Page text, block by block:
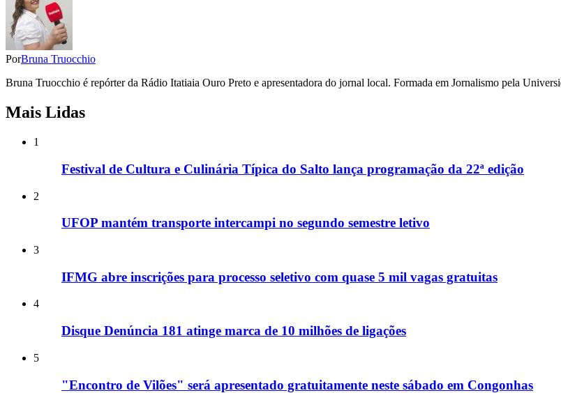
PorBruna Truocchio
Bruna Truocchio é repórter da Rádio Itatiaia Ouro Preto e apresentadora do jornal local. Formada em Jornalismo pela
Mais Lidas
1
Festival de Cultura e Culinária Típica do Salto lança programação da 22ª edição
2
UFOP mantém transporte intercampi no segundo semestre letivo
3
IFMG abre inscrições para processo seletivo com quase 5 mil vagas gratuitas
4
Disque Denúncia 181 atinge marca de 10 milhões de ligações
5
"Encontro de Vilões" será apresentado gratuitamente neste sábado em Congonhas